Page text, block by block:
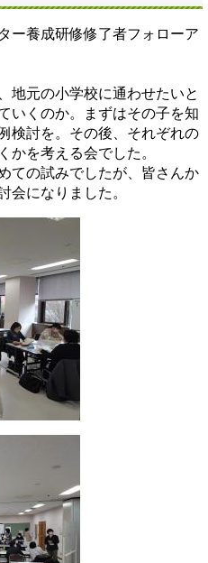
ー養成研修修了者フォローア
地元の小学校に通わせたいと
いくのか。まずはその子を知
検討を。その後、それぞれの
かを考える会でした。
ての試みでしたが、皆さんか
会になりました。